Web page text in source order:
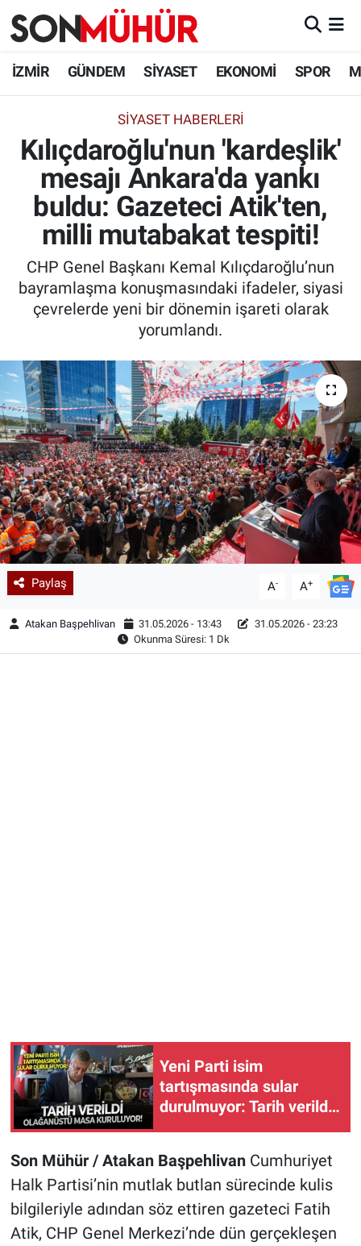
İZMİR GÜNDEM SİYASET EKONOMİ SPOR
SIYASET HABERLERI
Kılıçdaroğlu'nun 'kardeşlik'
mesajı Ankara'da yankı
buldu: Gazeteci Atik'ten,
milli mutabakat tespiti!
CHP Genel Başkanı Kemal Kılıçdaroğlu’nun
bayramlaşma konuşmasındaki ifadeler, siyasi
çevrelerde yeni bir dönemin işareti olarak
yorumlandı.
Paylaş A- A+
Atakan Başpehlivan 31.05.2026 - 13:43
31.05.2026 - 23:23
Okunma Süresi: 1 Dk
Yeni Parti isim
tartışmasında sular
durulmuyor: Tarih verildi,
Son Mühür / Atakan BaşpehlivanCumhuriyet
Halk Partisi’nin mutlak butlan sürecinde kulis
bilgileriyle adından söz ettiren gazeteci Fatih
Atik, CHP Genel Merkezi’nde dün gerçekleşen
İzmir Nöbetçi Eczaneler
İzmir Namaz Vakitleri
İzmir Trafik Yoğunluk Haritası
Süper Lig Puan Durumu ve Fikstür
Tüm Manşetler
Son Dakika Haberleri